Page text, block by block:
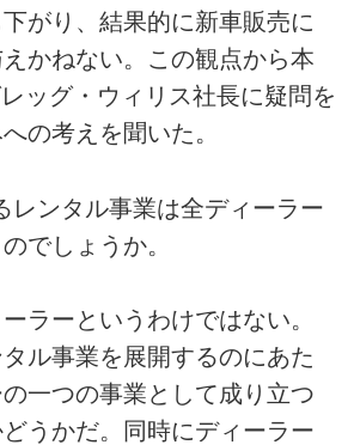
がり、結果的に新車販売に
かねない。この観点から本
ッグ・ウィリス社長に疑問を
の考えを聞いた。
ンタル事業は全ディーラー
でしょうか。
ラーというわけではない。
ル事業を展開するのにあた
一つの事業として成り立つ
うかだ。同時にディーラー